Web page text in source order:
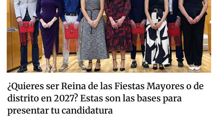
¿Quieres ser Reina de las Fiestas Mayores o de
distrito en 2027? Estas son las bases para
presentar tu candidatura